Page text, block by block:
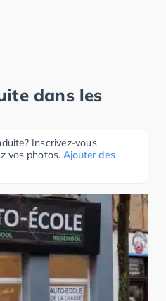
dans les
Inscrivez-vous
vos photos. Ajouter des